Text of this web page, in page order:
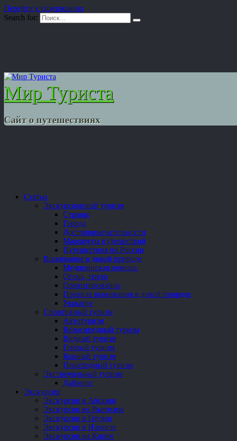
Перейти к содержанию
Search for:
Мир Туриста
Сайт о путешествиях
Статьи
Экскурсионный туризм
Страны
Города
Достопримечательности
Маршруты путешествий
Путешествия по России
Выживание в дикой природе
Медицинская помощь
Огонь, тепло
Ориентирование
Правила выживания в дикой природе
Укрытие
Спортивный туризм
Автотуризм
Велосипедный туризм
Водный туризм
Горный туризм
Конный туризм
Пешеходный туризм
Экстремальный туризм
Дайвинг
Экскурсии
Экскурсии в Абхазии
Экскурсии во Вьетнаме
Экскурсии в Грузии
Экскурсии в Израиле
Экскурсии на Кипре